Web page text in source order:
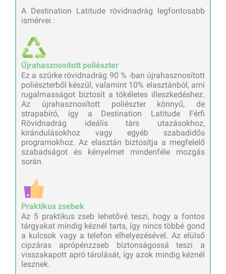
A Destination Latitude rövidnadrág legfontosabb
ismérvei :
Újrahasznosított poliészter
Ez a szürke rövidnadrág 90 % -ban újrahasznosított
poliészterből készül, valamint 10% elasztánból, ami
rugalmasságot biztosít a tökéletes illeszkedéshez.
Az újrahasznosított poliészter könnyű, de
strapabíró, így a Destination Latitude Férfi
Rövidnadrág ideális társ utazásokhoz,
kirándulásokhoz vagy egyéb szabadidős
programokhoz. Az elasztán biztosítja a megfelelő
szabadságot és kényelmet mindenféle mozgás
során.
Praktikus zsebek
Az 5 praktikus zseb lehetővé teszi, hogy a fontos
tárgyakat mindig kéznél tarts, így nincs többé gond
a kulcsok vagy a telefon elhelyezésével. Az elülső
cipzáras aprópénzzseb biztonságossá teszi a
visszakapott apró tárolását, így azok mindig kéznél
lesznek.